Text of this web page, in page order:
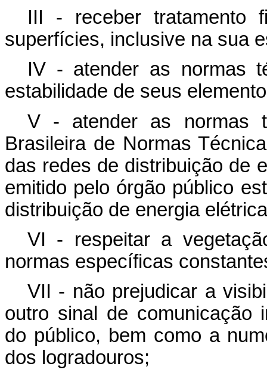
III - receber tratamento
superfícies, inclusive na sua
IV - atender as normas
estabilidade de seus
V - atender as normas
Brasileira de Normas
das redes de distribuição de
emitido pelo órgão público
distribuição de energia
VI - respeitar a
normas específicas
VII - não prejudicar a
outro sinal de comunicação
do público, bem como a
dos logradouros;